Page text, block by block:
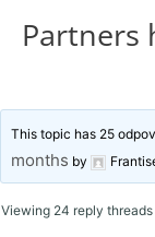
Partners
This topic has 25
months by
Viewing 24 reply threads